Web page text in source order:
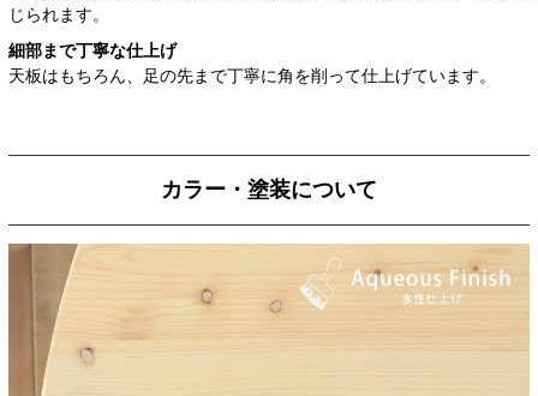
じられます。
細部まで丁寧な仕上げ
天板はもちろん、足の先まで丁寧に角を削って仕上げています。
カラー・塗装について